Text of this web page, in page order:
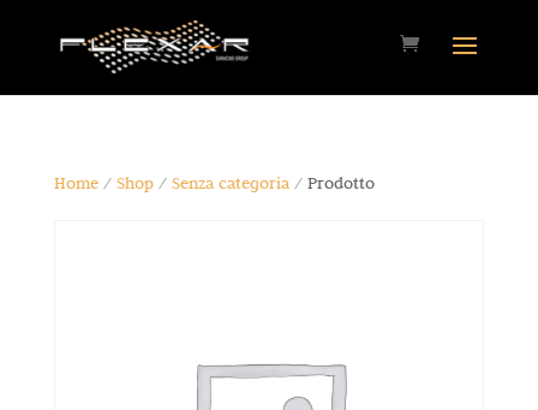
Home/ Shop/ Senza categoria/ Prodotto